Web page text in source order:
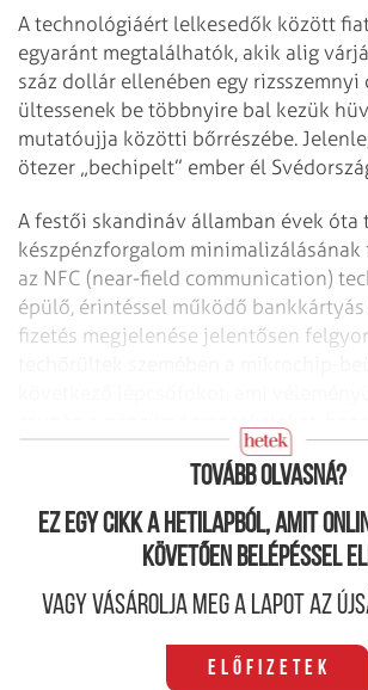
A technológiáért lelkesedők között
egyaránt megtalálhatók, akik alig
száz dollár ellenében egy rizsszemnyi
ültessenek be többnyire bal kezük
mutatóujja közötti bőrrészébe.
ötezer „bechipelt” ember él
A festői skandináv államban évek óta
készpénzforgalom
az NFC (near-field communication)
épülő, érintéssel működő
fizetés megjelenése jelentősen
területeit is forradalmasítani fogja.
Tovább olvasná?
Ez egy cikk a hetilapból, amit
követően belépéssel
Vagy vásárolja meg a lapot az
Előfizetek